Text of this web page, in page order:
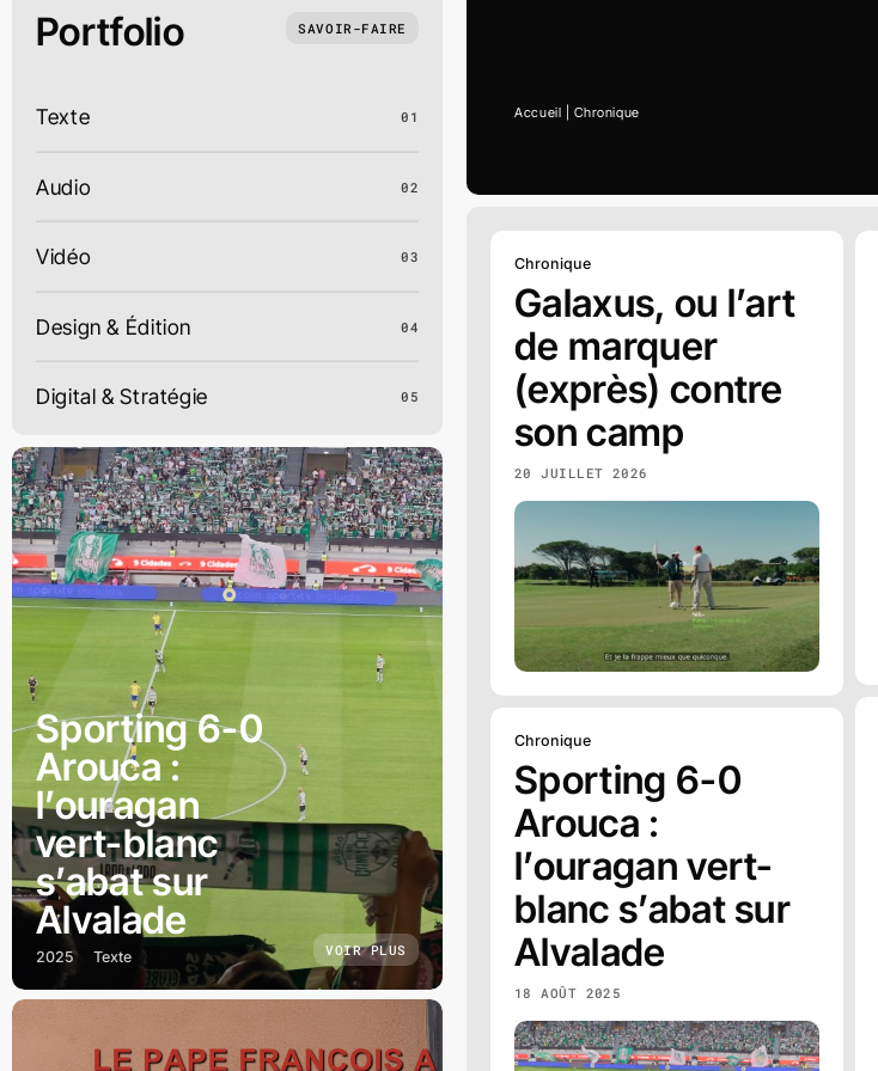
Portfolio SAVOIR-FAIRE
Texte 01
Audio 02
Vidéo 03
Design & Édition 04
Digital & Stratégie 05
Sporting 6-0
Arouca :
l’ouragan
vert-blanc
s’abat sur
Alvalade
2025 Texte VOIR PLUS
Accueil |Chronique
Chronique
Galaxus, ou l’art
de marquer
(exprès) contre
son camp
20 JUILLET 2026
Chronique
Sporting 6-0
Arouca :
l’ouragan vert-
blanc s’abat sur
Alvalade
18 AOÛT 2025